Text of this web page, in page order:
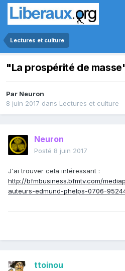
Lectures et culture
"La prospérité de
Par Neuron
8 juin 2017 dans Lectures et culture
Neuron
Posté 8 juin 2017
J'ai trouver cela intéressant :
http://bfmbusiness.bfmtv.com/
auteurs-edmund-phelps-0706-
ttoinou